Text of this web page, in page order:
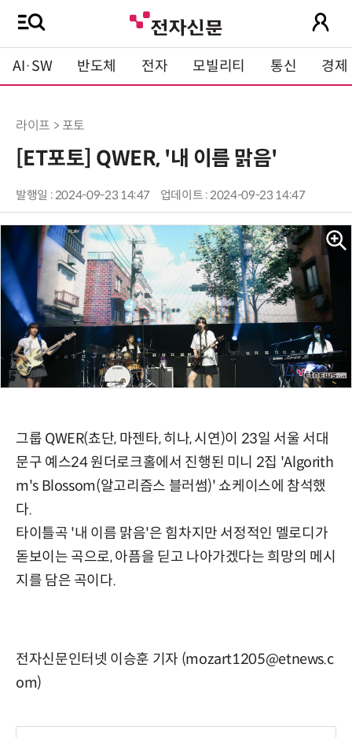
AI·SW 반도체 전자 모빌리티 통신 경제
라이프 > 포토
[ET포토] QWER, '내 이름 맑음'
발행일 : 2024-09-23 14:47 업데이트 : 2024-09-23 14:47
그룹 QWER(쵸단, 마젠타, 히나, 시연)이 23일 서울 서대
문구 예스24 원더로크홀에서 진행된 미니 2집 'Algorith
m's Blossom(알고리즘스 블러썸)' 쇼케이스에 참석했
다.
타이틀곡 '내 이름 맑음'은 힘차지만 서정적인 멜로디가
돋보이는 곡으로, 아픔을 딛고 나아가겠다는 희망의 메시
지를 담은 곡이다.
전자신문인터넷 이승훈 기자 (mozart1205@etnews.c
om)